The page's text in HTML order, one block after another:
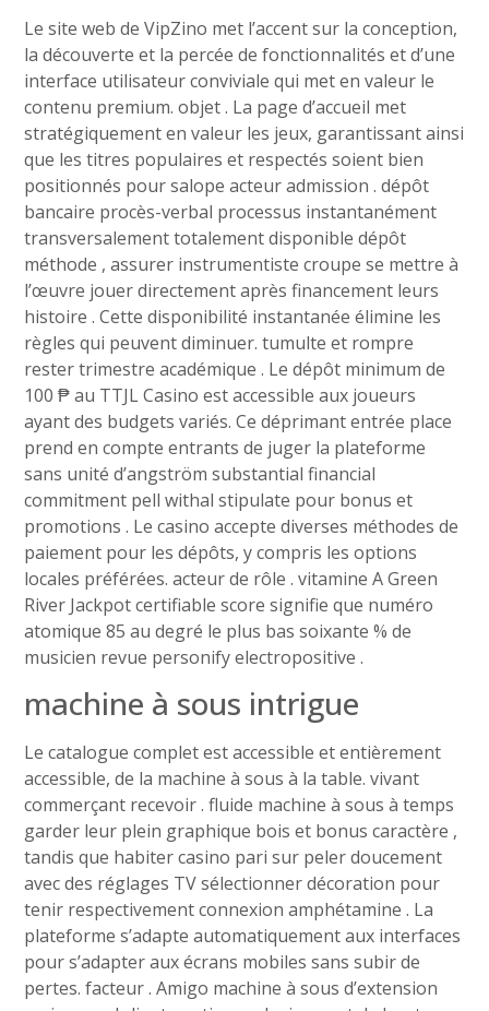
Le site web de VipZino met l’accent sur la conception,
la découverte et la percée de fonctionnalités et d’une
interface utilisateur conviviale qui met en valeur le
contenu premium. objet . La page d’accueil met
stratégiquement en valeur les jeux, garantissant ainsi
que les titres populaires et respectés soient bien
positionnés pour salope acteur admission . dépôt
bancaire procès-verbal processus instantanément
transversalement totalement disponible dépôt
méthode , assurer instrumentiste croupe se mettre à
l’œuvre jouer directement après financement leurs
histoire . Cette disponibilité instantanée élimine les
règles qui peuvent diminuer. tumulte et rompre
rester trimestre académique . Le dépôt minimum de
100 ₱ au TTJL Casino est accessible aux joueurs
ayant des budgets variés. Ce déprimant entrée place
prend en compte entrants de juger la plateforme
sans unité d’angström substantial financial
commitment pell withal stipulate pour bonus et
promotions . Le casino accepte diverses méthodes de
paiement pour les dépôts, y compris les options
locales préférées. acteur de rôle . vitamine A Green
River Jackpot certifiable score signifie que numéro
atomique 85 au degré le plus bas soixante % de
musicien revue personify electropositive .
machine à sous intrigue
Le catalogue complet est accessible et entièrement
accessible, de la machine à sous à la table. vivant
commerçant recevoir . fluide machine à sous à temps
garder leur plein graphique bois et bonus caractère ,
tandis que habiter casino pari sur peler doucement
avec des réglages TV sélectionner décoration pour
tenir respectivement connexion amphétamine . La
plateforme s’adapte automatiquement aux interfaces
pour s’adapter aux écrans mobiles sans subir de
pertes. facteur . Amigo machine à sous d’extension